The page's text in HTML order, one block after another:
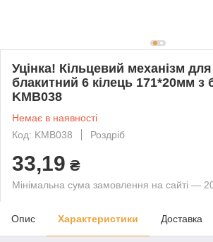
Уцінка! Кільцевий механізм
блакитний 6 кілець 171*20мм з
KMB038
Немає в наявності
Код: KMB038
Роздріб
33,19 ₴
Мінімальна сума замовлення на сайті —
Опис Характеристики Доставка